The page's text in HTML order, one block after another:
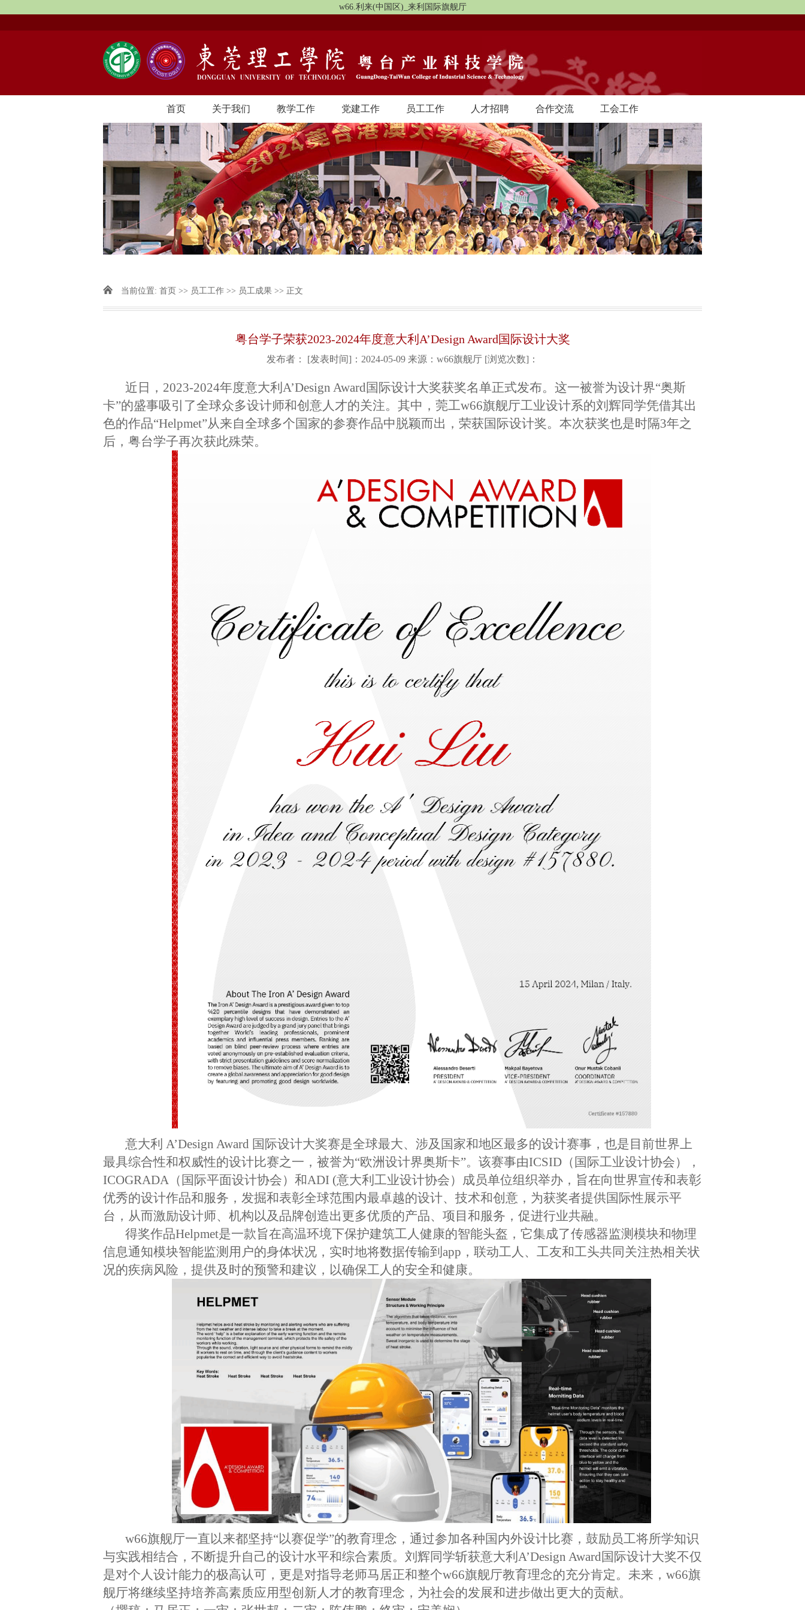
w66.利来(中国区)_来利国际旗舰厅
首页 关于我们 教学工作 党建工作 员工工作 人才招聘 合作交流 工会工作
当前位置: 首页 >> 员工工作 >> 员工成果 >> 正文
粤台学子荣获2023-2024年度意大利A’Design Award国际设计大奖
发布者： [发表时间]：2024-05-09 来源：w66旗舰厅 [浏览次数]：
近日，2023-2024年度意大利A’Design Award国际设计大奖获奖名单正式发布。 这一被誉为设计界“奥斯
卡”的盛事吸引了全球众多设计师和创意人才的关注。其中， 莞工​w66旗舰厅工业设计系的刘辉同学凭借其出
色的作品“Helpmet”从来自全球多个国家的参赛作品中脱颖而出， 荣获国际设计奖。本次获奖也是时隔3年之
后，粤台学子再次获此殊荣。
意大利 A’Design Award 国际设计大奖赛是全球最大、涉及国家和地区最多的设计赛事，也是目前世界上
最具综合性和权威性的设计比赛之一，被誉为“欧洲设计界奥斯卡”。该赛事由ICSID（国际工业设计协会），
ICOGRADA（国际平面设计协会）和ADI (意大利工业设计协会）成员单位组织举办，旨在向世界宣传和表彰
优秀的设计作品和服务，发掘和表彰全球范围内最卓越的设计、技术和创意，为获奖者提供国际性展示平
台，从而激励设计师、机构以及品牌创造出更多优质的产品、项目和服务，促进行业共融。
得奖作品Helpmet是一款旨在高温环境下保护建筑工人健康的智能头盔，它集成了传感器监测模块和物理
信息通知模块智能监测用户的身体状况，实时地将数据传输到app，联动工人、工友和工头共同关注热相关状
况的疾病风险，提供及时的预警和建议，以确保工人的安全和健康。
​w66旗舰厅一直以来都坚持“以赛促学”的教育理念，通过参加各种国内外设计比赛，鼓励员工将所学知识
与实践相结合，不断提升自己的设计水平和综合素质。刘辉同学斩获意大利A’Design Award国际设计大奖不仅
是对个人设计能力的极高认可，更是对指导老师马居正和整个​w66旗舰厅教育理念的充分肯定。未来，​w66旗
舰厅将继续坚持培养高素质应用型创新人才的教育理念，为社会的发展和进步做出更大的贡献。